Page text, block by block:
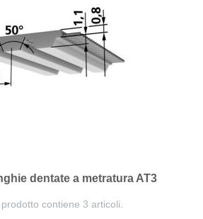
dentate a metratura AT3
contiene 3 articoli.